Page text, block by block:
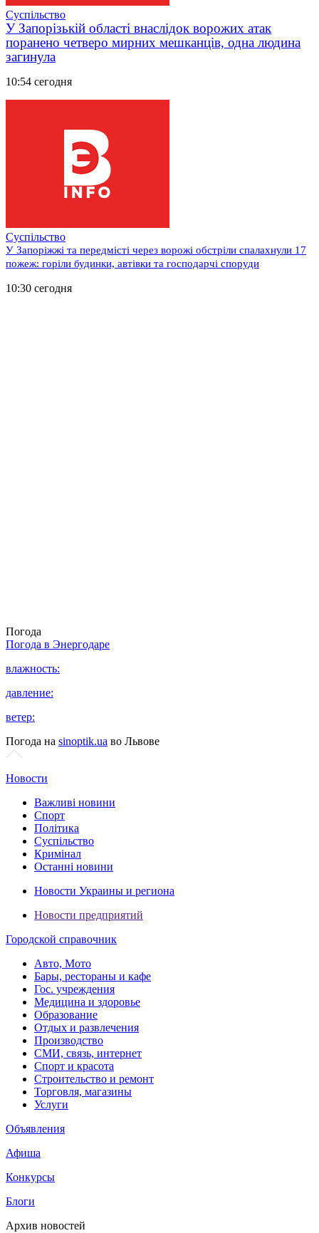
Суспільство
У Запорізькій області внаслідок ворожих атак
поранено четверо мирних мешканців, одна людина
загинула
10:54 сегодня
Суспільство
У Запоріжжі та передмісті через ворожі обстріли спалахнули 17
пожеж: горіли будинки, автівки та господарчі споруди
10:30 сегодня
Погода
Погода в Энергодаре
влажность:
давление:
ветер:
Погода на sinoptik.ua во Львове
Новости
Важливі новини
Спорт
Політика
Суспільство
Кримінал
Останні новини
Новости Украины и региона
Новости предприятий
Городской справочник
Авто, Мото
Бары, рестораны и кафе
Гос. учреждения
Медицина и здоровье
Образование
Отдых и развлечения
Производство
СМИ, связь, интернет
Спорт и красота
Строительство и ремонт
Торговля, магазины
Услуги
Объявления
Афиша
Конкурсы
Блоги
Архив новостей